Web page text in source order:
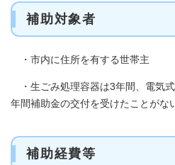
補助対象者
・市内に住所を有する世帯主
・生ごみ処理容器は3年間、電気
年間補助金の交付を受けたことがな
補助経費等